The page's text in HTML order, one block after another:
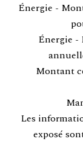
Énergie -
Énergie -
Montant
Les
exposé